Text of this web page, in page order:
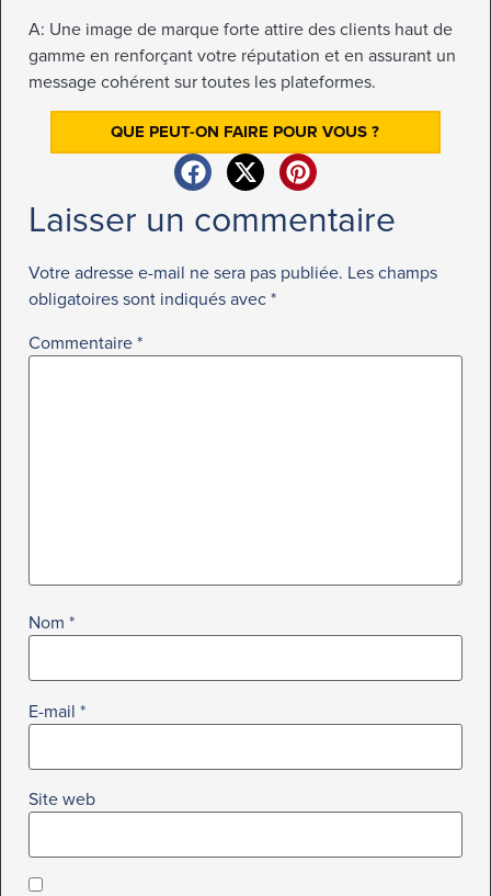
A: Une image de marque forte attire des clients haut de
gamme en renforçant votre réputation et en assurant un
message cohérent sur toutes les plateformes.
QUE PEUT-ON FAIRE POUR VOUS ?
Laisser un commentaire
Votre adresse e-mail ne sera pas publiée. Les champs
obligatoires sont indiqués avec *
Commentaire *
Nom *
E-mail *
Site web